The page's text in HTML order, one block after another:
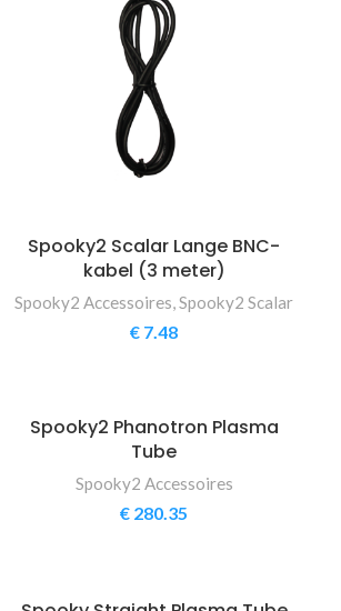
Spooky2 Scalar Lange BNC-
kabel (3 meter)
Spooky2 Accessoires,Spooky2 Scalar
€ 7.48
Spooky2 Phanotron Plasma
Tube
Spooky2 Accessoires
€ 280.35